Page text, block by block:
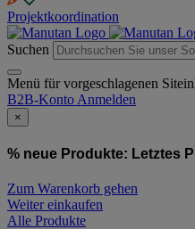
Projektkoordination
Suchen
Menü für vorgeschlagenen
B2B-Konto Anmelden
×
% neue Produkte: Letztes
Zum Warenkorb gehen
Weiter einkaufen
Alle Produkte